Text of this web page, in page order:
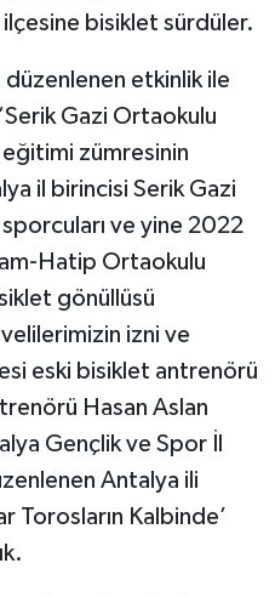
bisiklet sürdüler.
etkinlik ile
Gazi Ortaokulu
zümresinin
il birincisi Serik Gazi
ve yine 2022
Hatip Ortaokulu
gönüllüsü
izni ve
eski bisiklet antrenörü
Hasan Aslan
Gençlik ve Spor İl
Antalya ili
Torosların Kalbinde’